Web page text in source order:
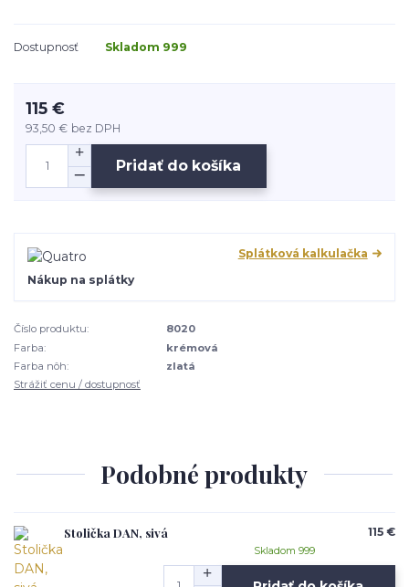
Dostupnosť Skladom 999
115 €
93,50 € bez DPH
Pridať do košíka
Splátková kalkulačka
Nákup na splátky
Číslo produktu:
8020
Farba:
krémová
Farba nôh:
zlatá
Strážiť cenu / dostupnosť
Podobné produkty
Stolička DAN, sivá 115 €
Skladom 999